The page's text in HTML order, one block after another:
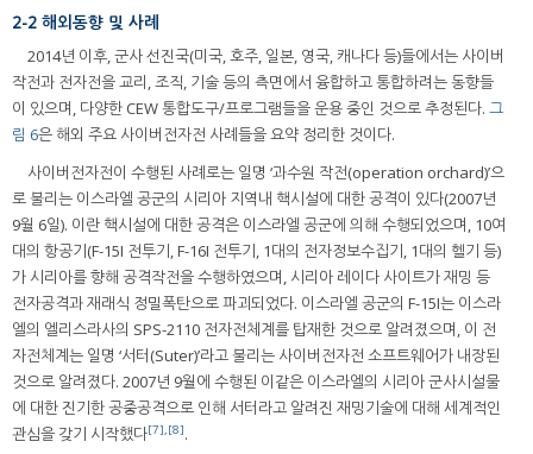
2-2 해외동향 및 사례
2014년 이후, 군사 선진국(미국, 호주, 일본, 영국, 캐나다 등)들에서는 사이버
작전과 전자전을 교리, 조직, 기술 등의 측면에서 융합하고 통합하려는 동향들
이 있으며, 다양한 CEW 통합도구/프로그램들을 운용 중인 것으로 추정된다. 그
림 6은 해외 주요 사이버전자전 사례들을 요약 정리한 것이다.
사이버전자전이 수행된 사례로는 일명 ‘과수원 작전(operation orchard)’으
로 불리는 이스라엘 공군의 시리아 지역내 핵시설에 대한 공격이 있다(2007년
9월 6일). 이란 핵시설에 대한 공격은 이스라엘 공군에 의해 수행되었으며, 10여
대의 항공기(F-15I 전투기, F-16I 전투기, 1대의 전자정보수집기, 1대의 헬기 등)
가 시리아를 향해 공격작전을 수행하였으며, 시리아 레이다 사이트가 재밍 등
전자공격과 재래식 정밀폭탄으로 파괴되었다. 이스라엘 공군의 F-15I는 이스라
엘의 엘리스라사의 SPS-2110 전자전체계를 탑재한 것으로 알려졌으며, 이 전
자전체계는 일명 ‘서터(Suter)’라고 불리는 사이버전자전 소프트웨어가 내장된
것으로 알려졌다. 2007년 9월에 수행된 이같은 이스라엘의 시리아 군사시설물
에 대한 진기한 공중공격으로 인해 서터라고 알려진 재밍기술에 대해 세계적인
관심을 갖기 시작했다[7],[8].